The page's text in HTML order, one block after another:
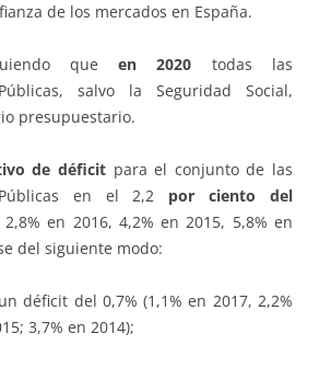
de los mercados en España.
queen 2020 todas las
salvo la Seguridad Social,
presupuestario.
de déficit para el conjunto de las
en el 2,2 por ciento del
en 2016, 4,2% en 2015, 5,8% en
del siguiente modo:
déficit del 0,7% (1,1% en 2017, 2,2%
3,7% en 2014);